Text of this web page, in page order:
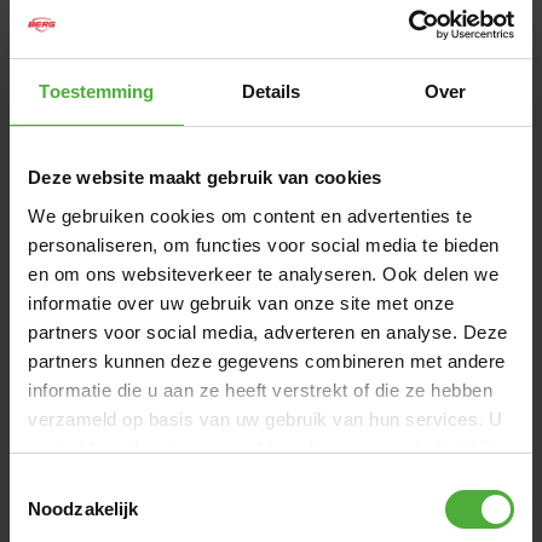
Toestemming Details Over
Deze website maakt gebruik van cookies
We gebruiken cookies om content en advertenties te
personaliseren, om functies voor social media te bieden
en om ons websiteverkeer te analyseren. Ook delen we
informatie over uw gebruik van onze site met onze
partners voor social media, adverteren en analyse. Deze
partners kunnen deze gegevens combineren met andere
informatie die u aan ze heeft verstrekt of die ze hebben
verzameld op basis van uw gebruik van hun services. U
gaat akkoord met onze cookies als u onze website blijft
Noodzakelijk
ADVENTURE
unbekannte Pfade, den Wald, Wiesen und all die rauen und
unerforschten Orte? Dann entscheide dich für eins der
Plore, BERG X-ite, BERG X-treme oder den BERG X-cross.
ABMESSUNGEN UND DETAILS
Produktname BERG XL X-ite BFR-3
SKU 07.20.17.00
Empfohlenes Alter 5+ Jahre
Alle Abmessungen und Details anzeigen